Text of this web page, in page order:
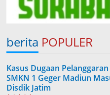
berita POPULER
Kasus Dugaan
SMKN 1 Geger Madiun
Disdik Jatim